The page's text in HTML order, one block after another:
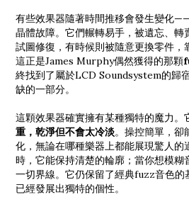
有些效果器隨著時間推移會發生變化
晶體故障。它們輾轉易手，被遺忘、轉
試圖修復，有時候則被隨意更換零件，
這正是James Murphy偶然獲得的那顆
終找到了屬於LCD Soundsystem的歸
缺的一部分。
這顆效果器確實擁有某種獨特的魔力。
重，乾淨但不會太冷淡。操控簡單，卻
化，無論在哪種樂器上都能展現驚人的
時，它能保持清楚的輪廓；當你想模糊
一切界線。它仍保留了經典fuzz音色的
已經發展出獨特的個性。